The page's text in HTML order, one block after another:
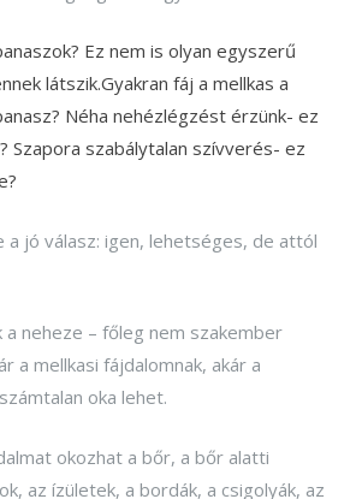
Ez nem is olyan egyszerű
látszik.Gyakran fáj a mellkas a
Néha nehézlégzést érzünk- ez
Szapora szabálytalan szívverés- ez
a jó válasz: igen, lehetséges, de attól
neheze – főleg nem szakember
a mellkasi fájdalomnak, akár a
oka lehet.
okozhat a bőr, a bőr alatti
az ízületek, a bordák, a csigolyák, az